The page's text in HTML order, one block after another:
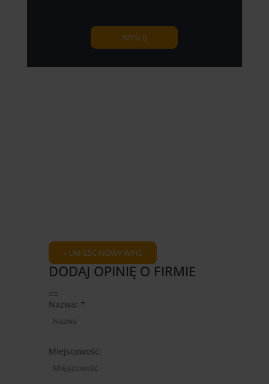
DODAJ OPINIĘ O FIRMIE
Hide
this
form.
Nazwa: *
Miejscowość: